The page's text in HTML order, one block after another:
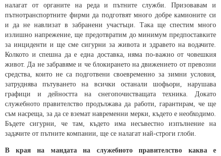
налагат от органите на реда и пътните служби. Призовавам и
пътнотранспортните фирми да подготвят много добре камионите си
и да не навлизат в забранени участъци. Така ще спестим много
излишно напрежение, ще предотвратим до минимум предпоставките
за инциденти и ще сме сигурни за живота и здравето на водачите.
Колкото и спешна да е една доставка, няма по-важно от човешкия
живот. Да не забравяме и че блокирането на движението от превозни
средства, които не са подготвени своевременно за зимни условия,
затруднява пътуването на всички останали шофьори, нарушава
графици и дейността на снегопочистващата техника. Докато
служебното правителство продължава да работи, гарантирам, че ще
съм насреща, за да се вземат навременни мерки, където е необходимо.
Бъдете сигурни, че там, където има несъвестно изпълнение на
задачите от пътните компании, ще се налагат най-строги глоби.
В края на мандата на служебното правителство каква е